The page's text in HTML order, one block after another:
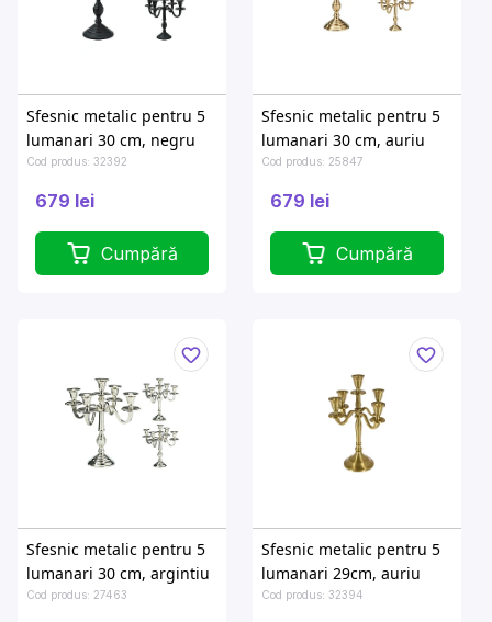
Sfesnic metalic pentru 5
lumanari 30 cm, negru
Cod produs: 32392
679 lei
Cumpără
Sfesnic metalic pentru 5
lumanari 30 cm, auriu
Cod produs: 25847
679 lei
Cumpără
Sfesnic metalic pentru 5
lumanari 30 cm, argintiu
Cod produs: 27463
Sfesnic metalic pentru 5
lumanari 29cm, auriu
Cod produs: 32394